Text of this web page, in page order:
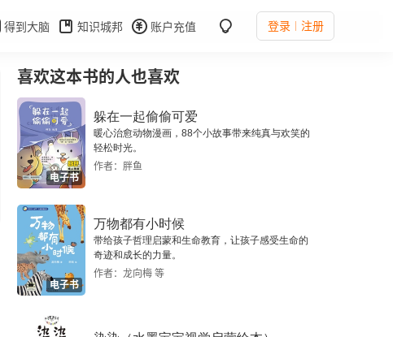
得到大脑 知识城邦 账户充值 登录 注册
喜欢这本书的人也喜欢
电子书
躲在一起偷偷可爱
暖心治愈动物漫画，88个小故事带来纯真与欢笑的
轻松时光。
作者：胖鱼
电子书
万物都有小时候
带给孩子哲理启蒙和生命教育，让孩子感受生命的
奇迹和成长的力量。
作者：龙向梅 等